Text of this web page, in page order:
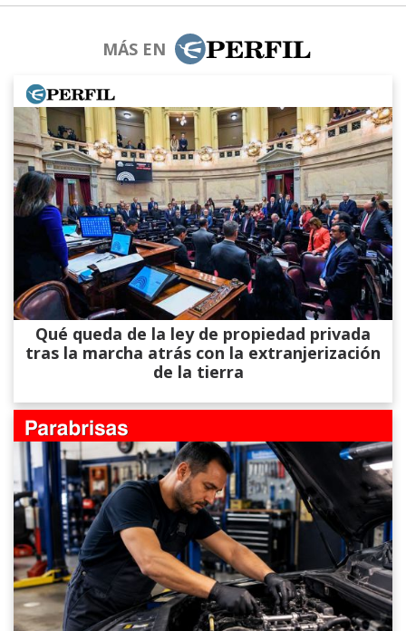
MÁS EN
Qué queda de la ley de propiedad privada
tras la marcha atrás con la extranjerización
de la tierra